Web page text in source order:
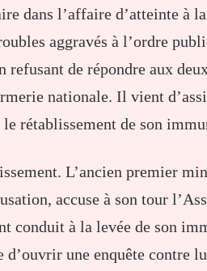
dans l’affaire d’atteinte à
aggravés à l’ordre
refusant de répondre aux
nationale. Il vient
rétablissement de son
L’ancien premier
accuse à son tour
conduit à la levée de son
d’ouvrir une enquête contre